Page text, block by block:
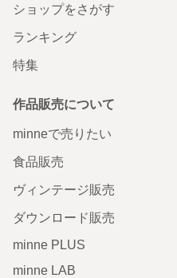
ショップをさがす
ランキング
特集
作品販売について
minneで売りたい
食品販売
ヴィンテージ販売
ダウンロード販売
minne PLUS
minne LAB